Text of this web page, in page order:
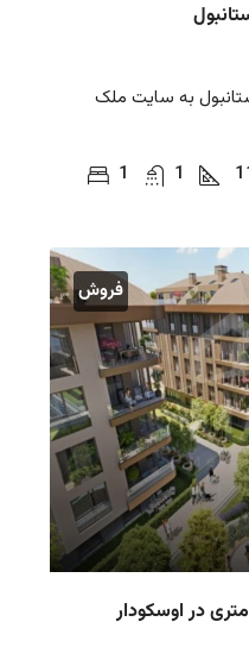
به سایت ملک
1
1
فروش
خرید آپارتمان دو خواب 158 متری در اوسکودار